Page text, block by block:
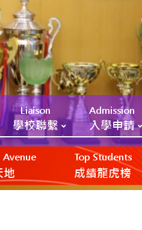
Liaison
學校聯繫
Admission
入學申請
地
Top Students
成績龍虎榜